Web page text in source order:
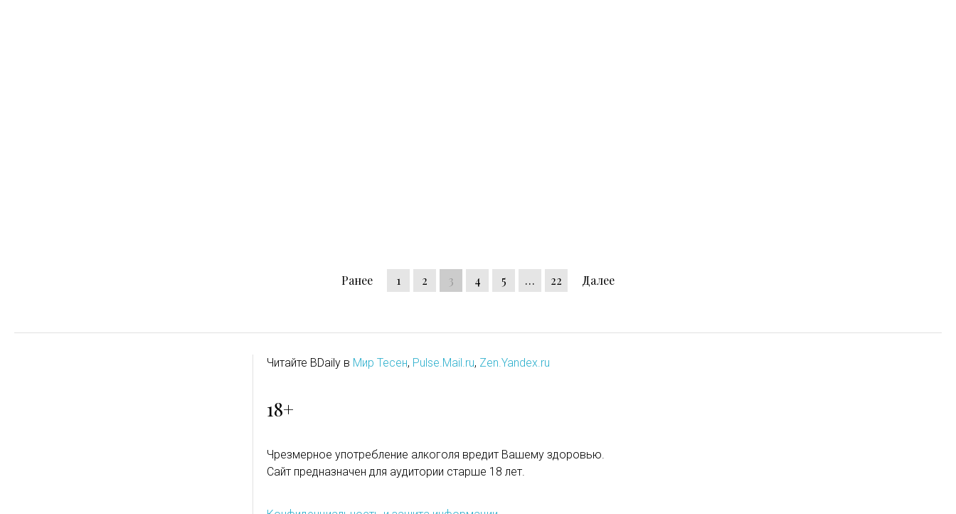
Ранее 1 2 3 4 5 … 22 Далее
Читайте BDaily в Мир Тесен, Pulse.Mail.ru, Zen.Yandex.ru
18+
Чрезмерное употребление алкоголя вредит Вашему здоровью.
Сайт предназначен для аудитории старше 18 лет.